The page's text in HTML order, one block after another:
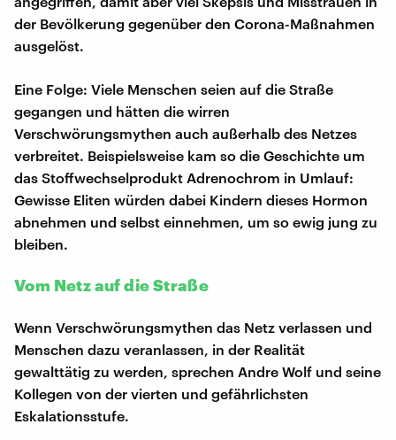
der Bevölkerung gegenüber den Corona-Maßnahmen
ausgelöst.
Eine Folge: Viele Menschen seien auf die Straße
gegangen und hätten die wirren
Verschwörungsmythen auch außerhalb des Netzes
verbreitet. Beispielsweise kam so die Geschichte um
das Stoffwechselprodukt Adrenochrom in Umlauf:
Gewisse Eliten würden dabei Kindern dieses Hormon
abnehmen und selbst einnehmen, um so ewig jung zu
bleiben.
Vom Netz auf die Straße
Wenn Verschwörungsmythen das Netz verlassen und
Menschen dazu veranlassen, in der Realität
gewalttätig zu werden, sprechen Andre Wolf und seine
Kollegen von der vierten und gefährlichsten
Eskalationsstufe.